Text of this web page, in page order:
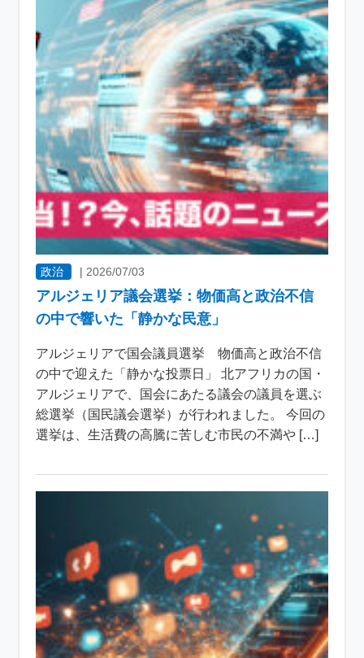
政治 |2026/07/03
アルジェリア議会選挙：物価高と政治不信
の中で響いた「静かな民意」
アルジェリアで国会議員選挙 物価高と政治不信
の中で迎えた「静かな投票日」 北アフリカの国・
アルジェリアで、国会にあたる議会の議員を選ぶ
総選挙（国民議会選挙）が行われました。 今回の
選挙は、生活費の高騰に苦しむ市民の不満や […]